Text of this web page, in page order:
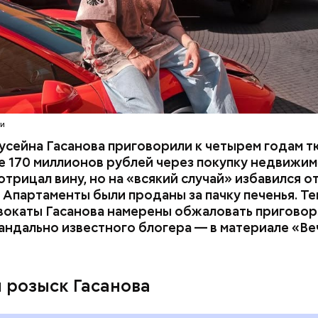
Гасанова приговорили к четырем годам
170 миллионов рублей через покупку
вину, но на «всякий случай» избавился
были проданы за пачку печенья.
Гасанова намерены обжаловать
известного блогера — в материале
Гасанова
расследование. В квартире потерпевших
видеонаблюдения. На записи попал 25-
Артем Миссюра, который тайно приходил в
и подсыпал им в еду химикаты. Также
младшая сестра.